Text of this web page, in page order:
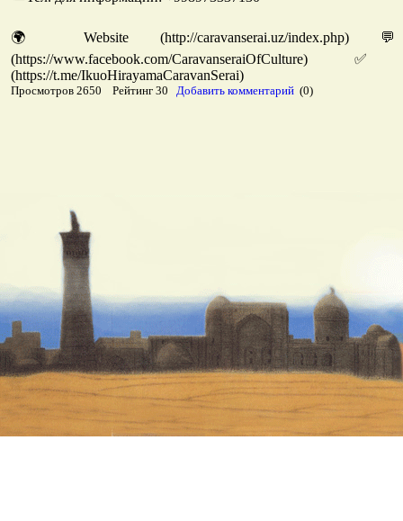
🌍 Website (http://caravanserai.uz/index.php)
(https://www.facebook.com/
(https://t.me/IkuoHirayamaCaravanSerai)
Просмотров 2650 Рейтинг 30 Добавить комментарий (0)